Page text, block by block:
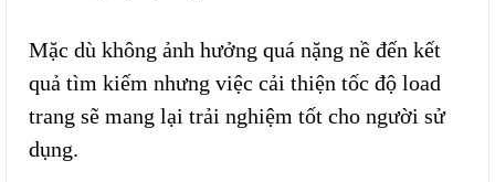
Mặc dù không ảnh hưởng quá nặng nề đến kết
quả tìm kiếm nhưng việc cải thiện tốc độ load
trang sẽ mang lại trải nghiệm tốt cho người sử
dụng.